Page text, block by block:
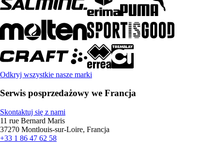
Odkryj wszystkie nasze marki
Serwis posprzedażowy we Francja
Skontaktuj się z nami
11 rue Bernard Maris
37270 Montlouis-sur-Loire, Francja
+33 1 86 47 62 58